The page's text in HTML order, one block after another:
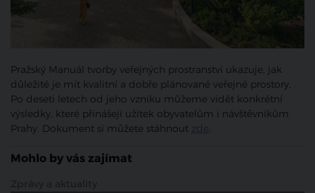
Pražský Manuál tvorby veřejných prostranství ukazuje, jak
důležité je mít kvalitní a dobře plánované veřejné prostory.
Po deseti letech od jeho vzniku můžeme vidět konkrétní
výsledky, které přinášejí užitek obyvatelům i návštěvníkům
Prahy. Dokument si můžete stáhnout zde .
Mohlo by vás zajímat